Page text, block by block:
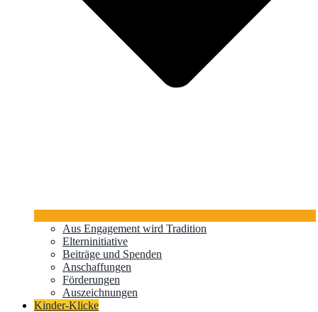
Aus Engagement wird Tradition
Elterninitiative
Beiträge und Spenden
Anschaffungen
Förderungen
Auszeichnungen
Kinder-Klicke